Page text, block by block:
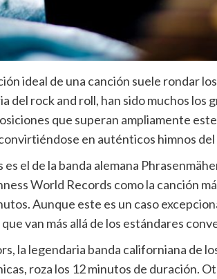
ideal de una canción suele rondar
del rock and roll, han sido muchos los
que superan ampliamente
en auténticos himnos
es el de la banda alemana
World Records como la canción
Aunque este es un caso
van más allá de los estándares
la legendaria banda californiana de
roza los 12 minutos de duración.